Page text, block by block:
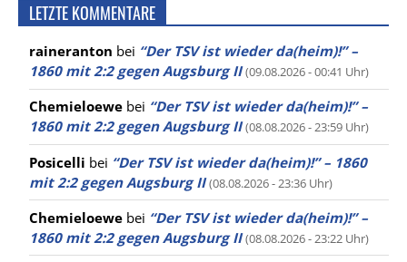
LETZTE KOMMENTARE
raineranton bei “Der TSV ist wieder da(heim)!” –
1860 mit 2:2 gegen Augsburg II (09.08.2026 - 00:41 Uhr)
Chemieloewe bei “Der TSV ist wieder da(heim)!” –
1860 mit 2:2 gegen Augsburg II (08.08.2026 - 23:59 Uhr)
Posicelli bei “Der TSV ist wieder da(heim)!” – 1860
mit 2:2 gegen Augsburg II (08.08.2026 - 23:36 Uhr)
Chemieloewe bei “Der TSV ist wieder da(heim)!” –
1860 mit 2:2 gegen Augsburg II (08.08.2026 - 23:22 Uhr)